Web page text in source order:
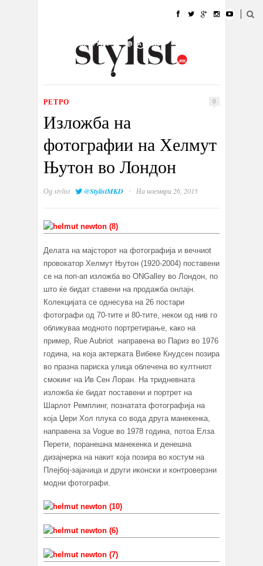
УБАВИНА
КУЛТУРА @РАБОТА
ИЗЛОГ
РЕТРО 0
Изложба на
фотографии на Хелмут
Њутон во Лондон
Одstylist @StylistMKD · На ноември 26, 2015
Делата на мајсторот на фотографија и вечниоt
провокатор Хелмут Њутон (1920-2004) поставени
се на поп-ап изложба во ONGalley во Лондон, по
што ќе бидат ставени на продажба онлајн.
Колекцијата се однесува на 26 постари
фотографи од 70-тите и 80-тите, некои од нив го
обликуваа модното портретирање, како на
пример, Rue Aubriot направена во Париз во 1976
година, на која актерката Вибеке Кнудсен позира
во празна париска улица облечена во култниот
смокинг на Ив Сен Лоран. На тридневната
изложба ќе бидат поставени и портрет на
Шарлот Ремплинг, познатата фотографија на
која Џери Хол плука со вода друга манекенка,
направена за Vogue во 1978 година, потоа Елза
Перети, поранешна манекенка и денешна
дизајнерка на накит која позира во костум на
Плејбој-зајачица и други иконски и контроверзни
модни фотографи.